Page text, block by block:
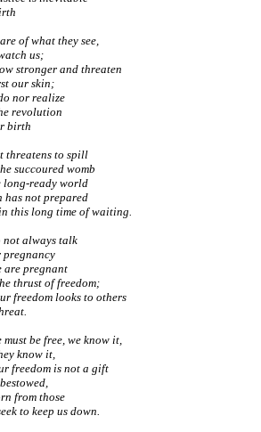
of what they see,
us;
stronger and threaten
our skin;
nor realize
revolution
birth
threatens to spill
succoured womb
long-ready world
has not prepared
this long time of waiting.
not always talk
pregnancy
are pregnant
thrust of freedom;
freedom looks to others
must be free, we know it,
know it,
freedom is not a gift
from those
to keep us down.